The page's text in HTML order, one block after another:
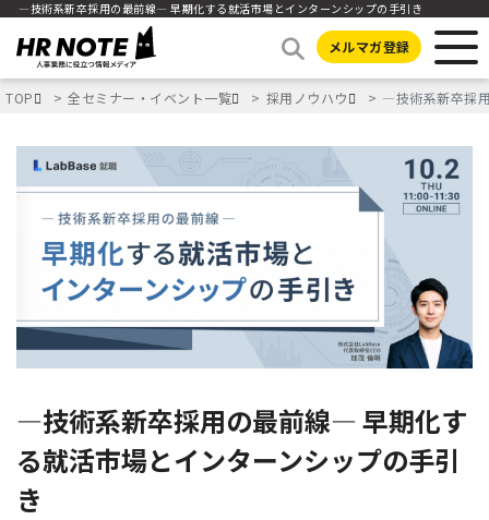
―技術系新卒採用の最前線― 早期化する就活市場とインターンシップの手引き
メルマガ登録
TOP 全セミナー・イベント一覧 採用ノウハウ ―技術系新卒採
―技術系新卒採用の最前線― 早期化す
る就活市場とインターンシップの手引
き